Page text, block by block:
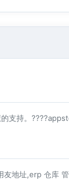
支持。
友地址,erp 仓库